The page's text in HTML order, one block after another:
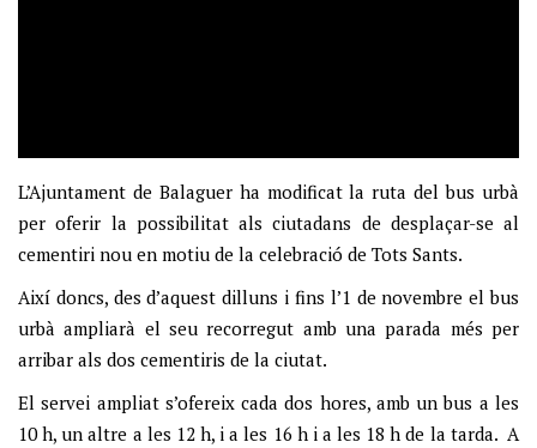
L’Ajuntament de Balaguer ha modificat la ruta del bus urbà
per oferir la possibilitat als ciutadans de desplaçar-se al
cementiri nou en motiu de la celebració de Tots Sants.
Així doncs, des d’aquest dilluns i fins l’1 de novembre el bus
urbà ampliarà el seu recorregut amb una parada més per
arribar als dos cementiris de la ciutat.
El servei ampliat s’ofereix cada dos hores, amb un bus a les
10 h, un altre a les 12 h, i a les 16 h i a les 18 h de la tarda. A